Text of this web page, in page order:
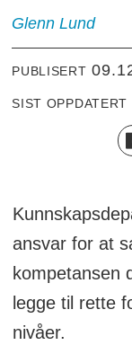
Glenn Lund
PUBLISERT
SIST OPPDATERT
ansvar for at
kompetansen
legge til rette
nivåer.